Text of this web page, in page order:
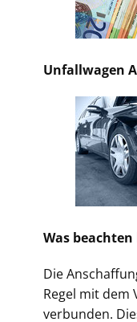
Unfallwagen
Was
Die
Regel mit dem
verbunden.